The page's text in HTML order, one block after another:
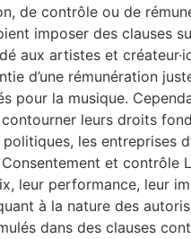
de contrôle ou de
imposer des clauses
aux artistes et
d’une rémunération
pour la musique.
leurs droits
les entreprises
et contrôle
leur performance, leur
à la nature des
dans des clauses